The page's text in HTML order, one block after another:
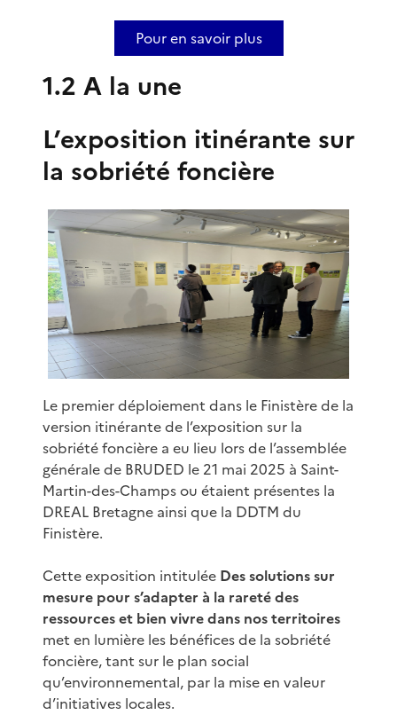
Pour en savoir plus
1.2 A la une
L’exposition itinérante sur
la sobriété foncière
Le premier déploiement dans le Finistère de la
version itinérante de l’exposition sur la
sobriété foncière a eu lieu lors de l’assemblée
générale de BRUDED le 21 mai 2025 à Saint-
Martin-des-Champs ou étaient présentes la
DREAL Bretagne ainsi que la DDTM du
Finistère.
Cette exposition intitulée Des solutions sur
mesure pour s’adapter à la rareté des
ressources et bien vivre dans nos territoires
met en lumière les bénéfices de la sobriété
foncière, tant sur le plan social
qu’environnemental, par la mise en valeur
d’initiatives locales.